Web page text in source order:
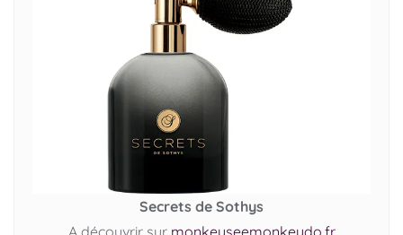
Secrets de Sothys
A découvrir sur monkeyseemonkeydo.fr